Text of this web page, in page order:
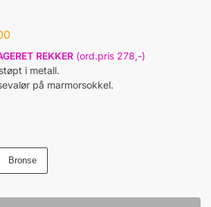
REKKER (ord.pris 278,-)
i metall.
på marmorsokkel.
Bronse